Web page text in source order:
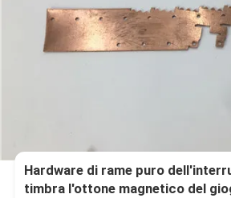
Hardware di rame puro
timbra l'ottone magnetico del